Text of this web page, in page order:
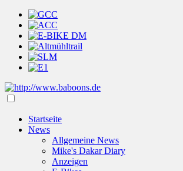
Startseite
News
Allgemeine News
Mike's Dakar Diary
Anzeigen